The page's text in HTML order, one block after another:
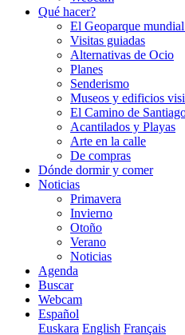
Qué hacer?
El Geoparque
Visitas guiadas
Alternativas de Ocio
Planes
Senderismo
Museos y edificios
El Camino de
Acantilados y Playas
Arte en la calle
De compras
Dónde dormir y comer
Noticias
Primavera
Invierno
Otoño
Verano
Noticias
Agenda
Buscar
Webcam
Español
Euskara English Français